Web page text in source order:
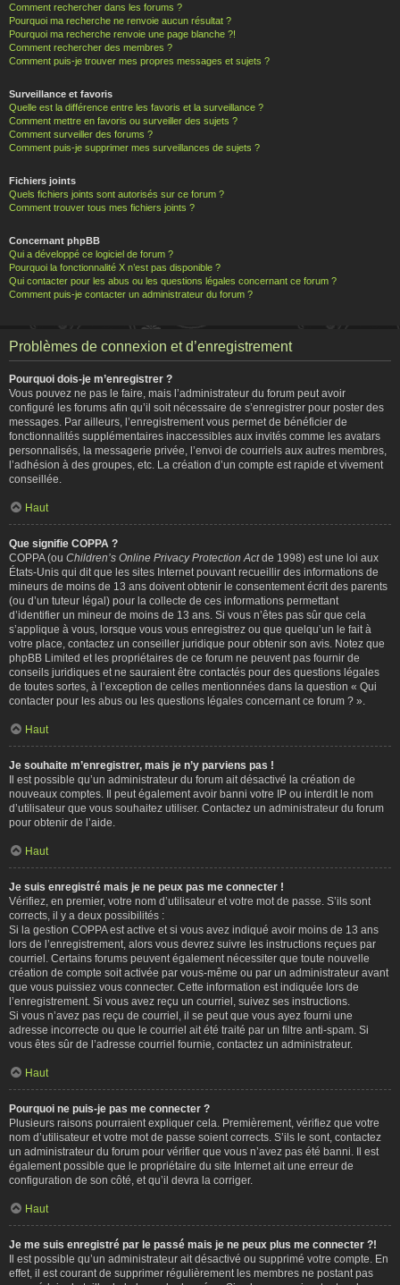
Comment rechercher dans les forums ?
Pourquoi ma recherche ne renvoie aucun résultat ?
Pourquoi ma recherche renvoie une page blanche ?!
Comment rechercher des membres ?
Comment puis-je trouver mes propres messages et sujets ?
Surveillance et favoris
Quelle est la différence entre les favoris et la surveillance ?
Comment mettre en favoris ou surveiller des sujets ?
Comment surveiller des forums ?
Comment puis-je supprimer mes surveillances de sujets ?
Fichiers joints
Quels fichiers joints sont autorisés sur ce forum ?
Comment trouver tous mes fichiers joints ?
Concernant phpBB
Qui a développé ce logiciel de forum ?
Pourquoi la fonctionnalité X n’est pas disponible ?
Qui contacter pour les abus ou les questions légales concernant ce forum ?
Comment puis-je contacter un administrateur du forum ?
Problèmes de connexion et d’enregistrement
Pourquoi dois-je m’enregistrer ?
Vous pouvez ne pas le faire, mais l’administrateur du forum peut avoir
configuré les forums afin qu’il soit nécessaire de s’enregistrer pour poster des
messages. Par ailleurs, l’enregistrement vous permet de bénéficier de
fonctionnalités supplémentaires inaccessibles aux invités comme les avatars
personnalisés, la messagerie privée, l’envoi de courriels aux autres membres,
l’adhésion à des groupes, etc. La création d’un compte est rapide et vivement
conseillée.
Haut
Que signifie COPPA ?
COPPA (ou Children’s Online Privacy Protection Actde 1998) est une loi aux
États-Unis qui dit que les sites Internet pouvant recueillir des informations de
mineurs de moins de 13 ans doivent obtenir le consentement écrit des parents
(ou d’un tuteur légal) pour la collecte de ces informations permettant
d’identifier un mineur de moins de 13 ans. Si vous n’êtes pas sûr que cela
s’applique à vous, lorsque vous vous enregistrez ou que quelqu’un le fait à
votre place, contactez un conseiller juridique pour obtenir son avis. Notez que
phpBB Limited et les propriétaires de ce forum ne peuvent pas fournir de
conseils juridiques et ne sauraient être contactés pour des questions légales
de toutes sortes, à l’exception de celles mentionnées dans la question « Qui
contacter pour les abus ou les questions légales concernant ce forum ? ».
Haut
Je souhaite m’enregistrer, mais je n’y parviens pas !
Il est possible qu’un administrateur du forum ait désactivé la création de
nouveaux comptes. Il peut également avoir banni votre IP ou interdit le nom
d’utilisateur que vous souhaitez utiliser. Contactez un administrateur du forum
pour obtenir de l’aide.
Haut
Je suis enregistré mais je ne peux pas me connecter !
Vérifiez, en premier, votre nom d’utilisateur et votre mot de passe. S’ils sont
corrects, il y a deux possibilités :
Si la gestion COPPA est active et si vous avez indiqué avoir moins de 13 ans
lors de l’enregistrement, alors vous devrez suivre les instructions reçues par
courriel. Certains forums peuvent également nécessiter que toute nouvelle
création de compte soit activée par vous-même ou par un administrateur avant
que vous puissiez vous connecter. Cette information est indiquée lors de
l’enregistrement. Si vous avez reçu un courriel, suivez ses instructions.
Si vous n’avez pas reçu de courriel, il se peut que vous ayez fourni une
adresse incorrecte ou que le courriel ait été traité par un filtre anti-spam. Si
vous êtes sûr de l’adresse courriel fournie, contactez un administrateur.
Haut
Pourquoi ne puis-je pas me connecter ?
Plusieurs raisons pourraient expliquer cela. Premièrement, vérifiez que votre
nom d’utilisateur et votre mot de passe soient corrects. S’ils le sont, contactez
un administrateur du forum pour vérifier que vous n’avez pas été banni. Il est
également possible que le propriétaire du site Internet ait une erreur de
configuration de son côté, et qu’il devra la corriger.
Haut
Je me suis enregistré par le passé mais je ne peux plus me connecter ?!
Il est possible qu’un administrateur ait désactivé ou supprimé votre compte. En
effet, il est courant de supprimer régulièrement les membres ne postant pas